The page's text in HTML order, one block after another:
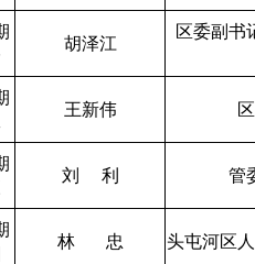
胡泽江
区委副书
王新伟
刘 利 管
林 忠 头屯河区